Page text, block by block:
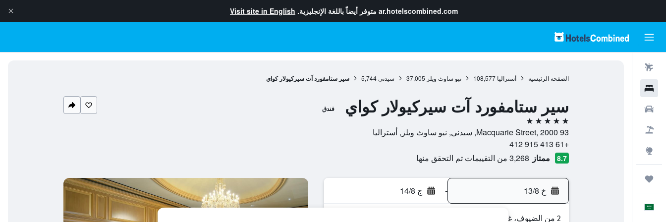
ar.hotelscombined.com متوفر أيضاً باللغة الإنجليزية. Visit site in English
الصفحة الرئيسية أستراليا 108,577 نيو ساوث ويلز 37,005 سيدني 5,744 سير ستامفورد آت سيركيولار كواي
سير ستامفورد آت سيركيولار كواي فندق
5 نجوم
93 Macquarie Street, 2000, سيدني, نيو ساوث ويلز, أستراليا
+61 413 915 412
8.7 ممتاز 3,268 من التقييمات تم التحقق منها
خ 13/8 - ج 14/8
2 من الضيوف، غرفة واحدة